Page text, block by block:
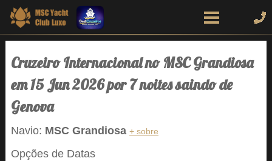
Cruzeiro Internacional no MSC Grandiosa
em 15 Jun 2026 por 7 noites saindo de
Genova
Navio: MSC Grandiosa + sobre
Opções de Datas